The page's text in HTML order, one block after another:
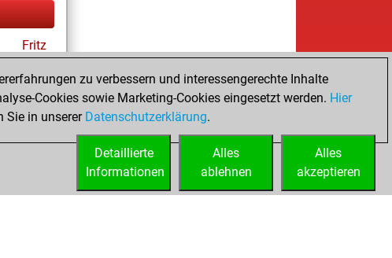
Fritz
Fritz
zu verbessern und interessengerechte Inhalte
Cookies sowie Marketing-Cookies eingesetzt werden. Hier
Sie in unserer Datenschutzerklärung.
Alles
akzeptieren
Alles
ablehnen
Detaillierte
Informationen